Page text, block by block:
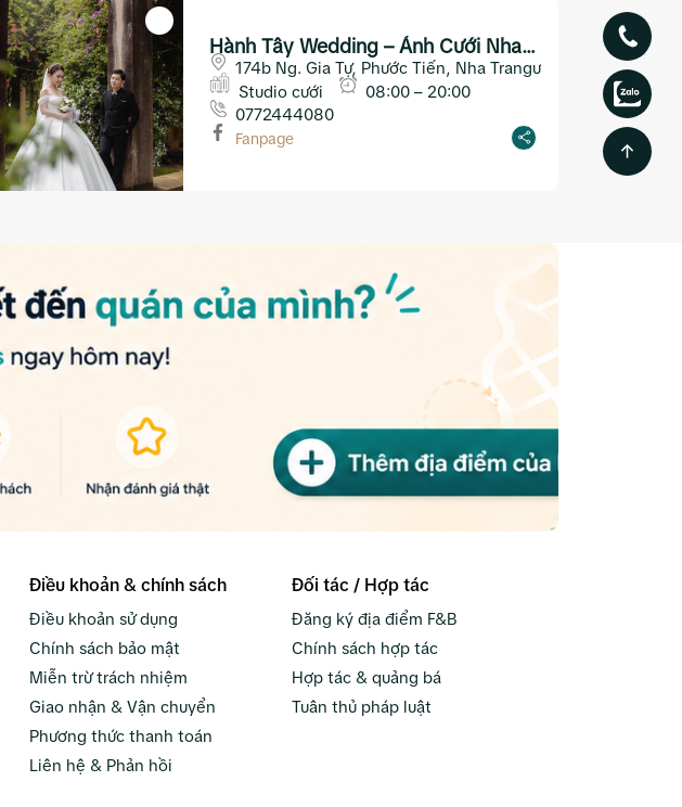
Hành Tây Wedding – Ảnh Cưới Nha
Trang174b Ng. Gia Tự, Phước Tiến, Nha Trangư
Studio cưới
08:00 – 20:00
0772444080
Fanpage
Điều khoản & chính sách
Điều khoản sử dụng
Chính sách bảo mật
Miễn trừ trách nhiệm
Giao nhận & Vận chuyển
Phương thức thanh toán
Liên hệ & Phản hồi
Đối tác / Hợp tác
Đăng ký địa điểm F&B
Chính sách hợp tác
Hợp tác & quảng bá
Tuân thủ pháp luật